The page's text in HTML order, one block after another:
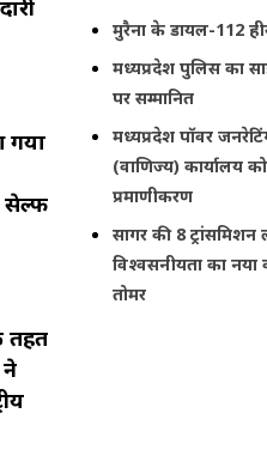
गया
तहत
ने
मुरैना के डायल-112
मध्यप्रदेश पुलिस का
पर सम्मानित
मध्यप्रदेश पॉवर
(वाणिज्य) कार्यालय
प्रमाणीकरण
सागर की 8 ट्रांसमिशन
विश्वसनीयता का नया
तोमर